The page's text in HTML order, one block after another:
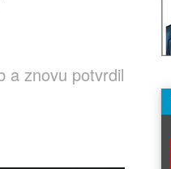
a znovu potvrdil